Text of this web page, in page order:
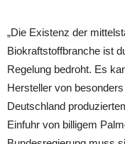
„Die Existenz der
Biokraftstoffbranche ist
Regelung bedroht. Es
Hersteller von
Deutschland
Einfuhr von billigem